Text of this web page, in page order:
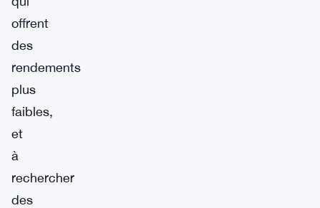
offrent
des
rendements
plus
faibles,
et
à
rechercher
des